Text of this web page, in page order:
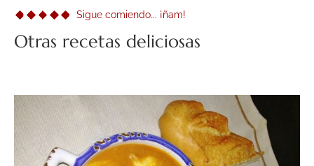
Sigue comiendo... ¡ñam!
Otras recetas deliciosas